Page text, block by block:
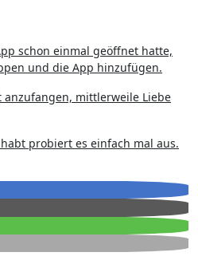
schon einmal geöffnet hatte,
und die App hinzufügen.
anzufangen, mittlerweile Liebe
probiert es einfach mal aus.